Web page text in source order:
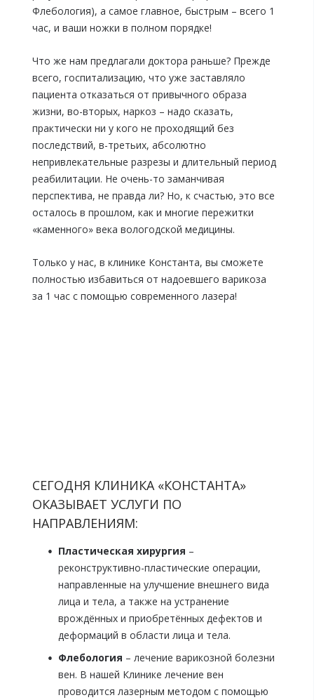
Флебология), а самое главное, быстрым – всего 1
час, и ваши ножки в полном порядке!
Что же нам предлагали доктора раньше? Прежде
всего, госпитализацию, что уже заставляло
пациента отказаться от привычного образа
жизни, во-вторых, наркоз – надо сказать,
практически ни у кого не проходящий без
последствий, в-третьих, абсолютно
непривлекательные разрезы и длительный период
реабилитации. Не очень-то заманчивая
перспектива, не правда ли? Но, к счастью, это все
осталось в прошлом, как и многие пережитки
«каменного» века вологодской медицины.
Только у нас, в клинике Константа, вы сможете
полностью избавиться от надоевшего варикоза
за 1 час с помощью современного лазера!
СЕГОДНЯ КЛИНИКА «КОНСТАНТА»
ОКАЗЫВАЕТ УСЛУГИ ПО
НАПРАВЛЕНИЯМ:
Пластическая хирургия –
реконструктивно-пластические операции,
направленные на улучшение внешнего вида
лица и тела, а также на устранение
врождённых и приобретённых дефектов и
деформаций в области лица и тела.
Флебология – лечение варикозной болезни
вен. В нашей Клинике лечение вен
проводится лазерным методом с помощью